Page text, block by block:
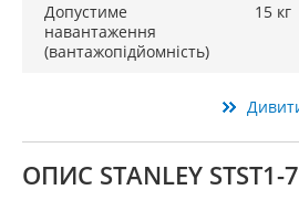
Допустиме
навантаження
(вантажопідйомність)
15 кг
ОПИС STANLEY STST1-